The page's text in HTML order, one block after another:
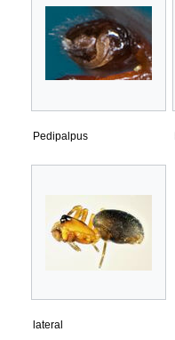
Pedipalpus
lateral